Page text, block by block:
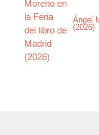
Ángel
(2026)